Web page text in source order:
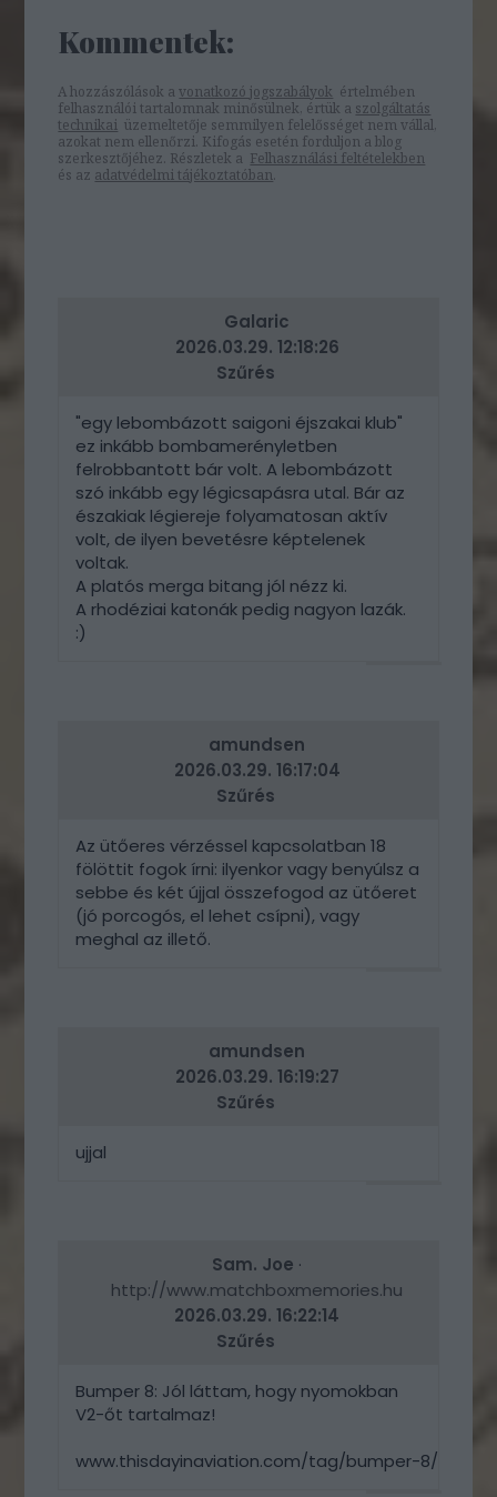
Kommentek:
A hozzászólások avonatkozó jogszabályok értelmében
felhasználói tartalomnak minősülnek, értük a szolgáltatás
technikai üzemeltetője semmilyen felelősséget nem vállal,
azokat nem ellenőrzi. Kifogás esetén forduljon a blog
szerkesztőjéhez. Részletek a Felhasználási feltételekben
és az adatvédelmi tájékoztatóban.
Galaric
2026.03.29. 12:18:26
Szűrés
"egy lebombázott saigoni éjszakai klub"
ez inkább bombamerényletben
felrobbantott bár volt. A lebombázott
szó inkább egy légicsapásra utal. Bár az
északiak légiereje folyamatosan aktív
volt, de ilyen bevetésre képtelenek
voltak.
A platós merga bitang jól nézz ki.
A rhodéziai katonák pedig nagyon lazák.
:)
amundsen
2026.03.29. 16:17:04
Szűrés
Az ütőeres vérzéssel kapcsolatban 18
fölöttit fogok írni: ilyenkor vagy benyúlsz a
sebbe és két újjal összefogod az ütőeret
(jó porcogós, el lehet csípni), vagy
meghal az illető.
amundsen
2026.03.29. 16:19:27
Szűrés
ujjal
Sam. Joe ·
http://www.matchboxmemories.hu
2026.03.29. 16:22:14
Szűrés
Bumper 8: Jól láttam, hogy nyomokban
V2-őt tartalmaz!
www.thisdayinaviation.com/tag/bumper-8/